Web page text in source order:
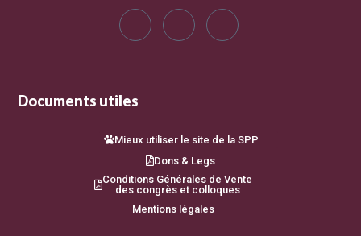
Documents utiles
Mieux utiliser le site de la SPP
Dons & Legs
Conditions Générales de Vente
des congrès et colloques
Mentions légales